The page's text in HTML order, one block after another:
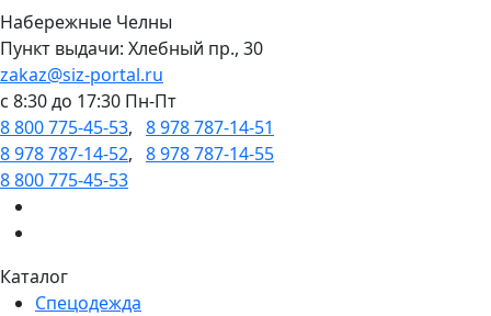
Набережные Челны
Пункт выдачи: Хлебный пр., 30
zakaz@siz-portal.ru
c 8:30 до 17:30 Пн-Пт
8 800 775-45-53, 8 978 787-14-51
8 978 787-14-52, 8 978 787-14-55
8 800 775-45-53
Каталог
Спецодежда